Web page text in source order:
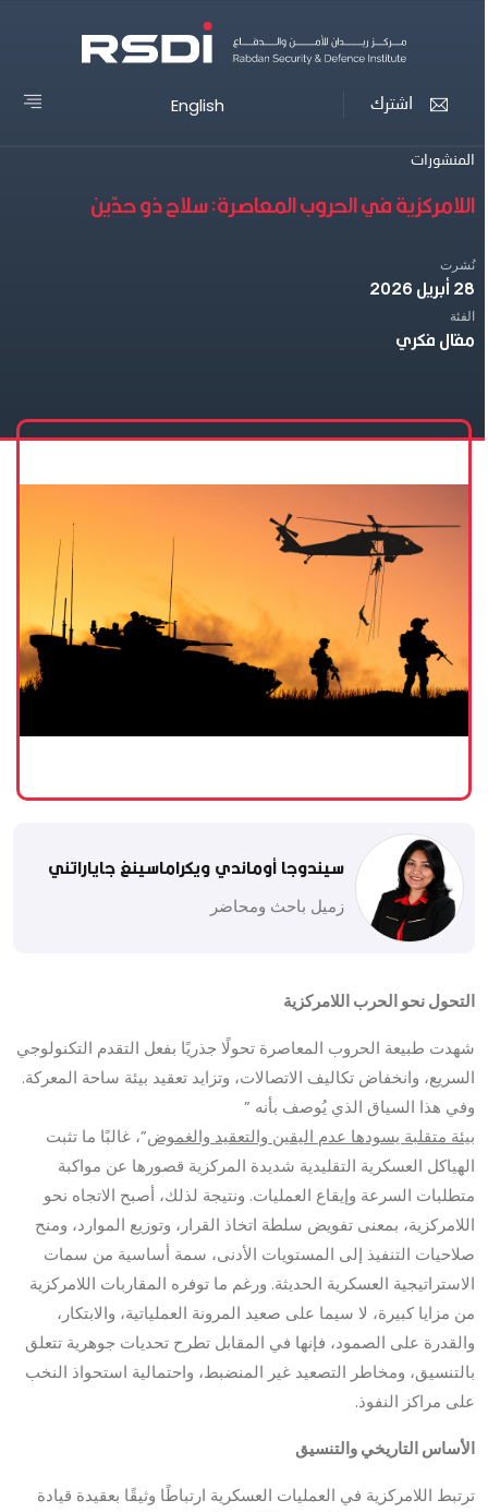
اشترك English
المنشورات
اللامركزية في الحروب المعاصرة: سلاح ذو حدّين
نُشرت
28 أبريل 2026
الفئة
مقال فكري
سيندوجا أوماندي ويكراماسينغ جاياراتني
زميل باحث ومحاضر
التحول نحو الحرب اللامركزية
شهدت طبيعة الحروب المعاصرة تحولًا جذريًا بفعل التقدم التكنولوجي
السريع، وانخفاض تكاليف الاتصالات، وتزايد تعقيد بيئة ساحة المعركة.
وفي هذا السياق الذي يُوصف بأنه ”
بيئة متقلبة يسودها عدم اليقين والتعقيد والغموض”، غالبًا ما تثبت
الهياكل العسكرية التقليدية شديدة المركزية قصورها عن مواكبة
متطلبات السرعة وإيقاع العمليات. ونتيجة لذلك، أصبح الاتجاه نحو
اللامركزية، بمعنى تفويض سلطة اتخاذ القرار، وتوزيع الموارد، ومنح
صلاحيات التنفيذ إلى المستويات الأدنى، سمة أساسية من سمات
الاستراتيجية العسكرية الحديثة. ورغم ما توفره المقاربات اللامركزية
من مزايا كبيرة، لا سيما على صعيد المرونة العملياتية، والابتكار،
والقدرة على الصمود، فإنها في المقابل تطرح تحديات جوهرية تتعلق
بالتنسيق، ومخاطر التصعيد غير المنضبط، واحتمالية استحواذ النخب
على مراكز النفوذ.
الأساس التاريخي والتنسيق
ترتبط اللامركزية في العمليات العسكرية ارتباطًا وثيقًا بعقيدة قيادة